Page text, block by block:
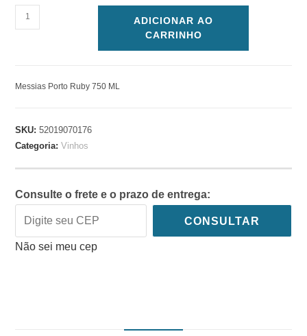
ADICIONAR AO
CARRINHO
Messias Porto Ruby 750 ML
SKU:52019070176
Categoria:Vinhos
Consulte o frete e o prazo de entrega:
CONSULTAR
Não sei meu cep